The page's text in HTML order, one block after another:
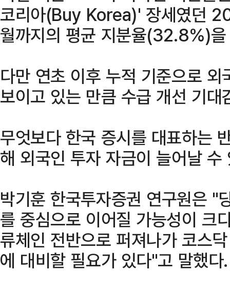
코리아(Buy Korea)' 장세였던
월까지의 평균 지분율(32.8%)
다만 연초 이후 누적 기준으로
보이고 있는 만큼 수급 개선 기
무엇보다 한국 증시를 대표하는
해 외국인 투자 자금이 늘어날 수
박기훈 한국투자증권 연구원은 "
를 중심으로 이어질 가능성이 크
류체인 전반으로 퍼져나가 코스
에 대비할 필요가 있다"고 말했다.